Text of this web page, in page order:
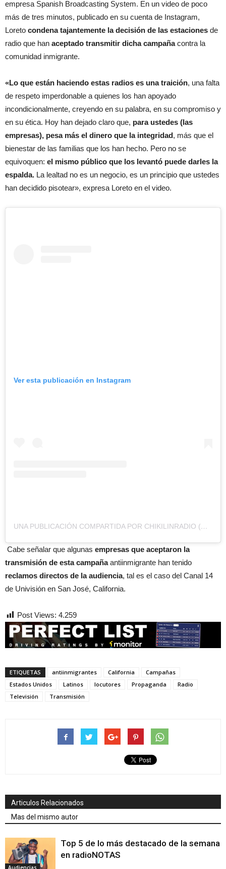
empresa Spanish Broadcasting System. En un video de poco
más de tres minutos, publicado en su cuenta de Instagram,
Loreto condena tajantemente la decisión de las estaciones de
radio que han aceptado transmitir dicha campañacontra la
comunidad inmigrante.
«Lo que están haciendo estas radios es una traición, una falta
de respeto imperdonable a quienes los han apoyado
incondicionalmente, creyendo en su palabra, en su compromiso y
en su ética. Hoy han dejado claro que, para ustedes (las
empresas), pesa más el dinero que la integridad, más que el
bienestar de las familias que los han hecho. Pero no se
equivoquen: el mismo público que los levantó puede darles la
espalda. La lealtad no es un negocio, es un principio que ustedes
han decidido pisotear», expresa Loreto en el video.
Ver esta publicación en Instagram
UNA PUBLICACIÓN COMPARTIDA POR CHIKILINRADIO (@CHIKILINRADIO)
Cabe señalar que algunas empresas que aceptaron la
transmisión de esta campañaantiinmigrante han tenido
reclamos directos de la audiencia, tal es el caso del Canal 14
de Univisión en San José, California.
Post Views: 4.259
ETIQUETAS antiinmigrantes California
Campañas
Estados Unidos
Latinos locutores Propaganda
Radio
Televisión
Transmisión
Articulos Relacionados
Mas del mismo autor
Top 5 de lo más destacado de la semana
en radioNOTAS